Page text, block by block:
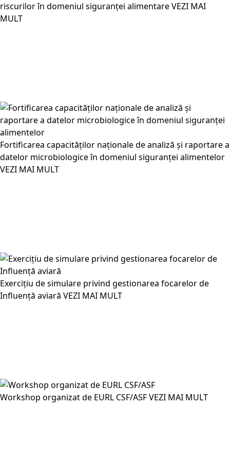
riscurilor în domeniul siguranței alimentareVEZI MAI
MULT
Fortificarea capacităților naționale de analiză și raportare a
datelor microbiologice în domeniul siguranței alimentelor
VEZI MAI MULT
Exercițiu de simulare privind gestionarea focarelor de
Influență aviară VEZI MAI MULT
Workshop organizat de EURL CSF/ASFVEZI MAI MULT